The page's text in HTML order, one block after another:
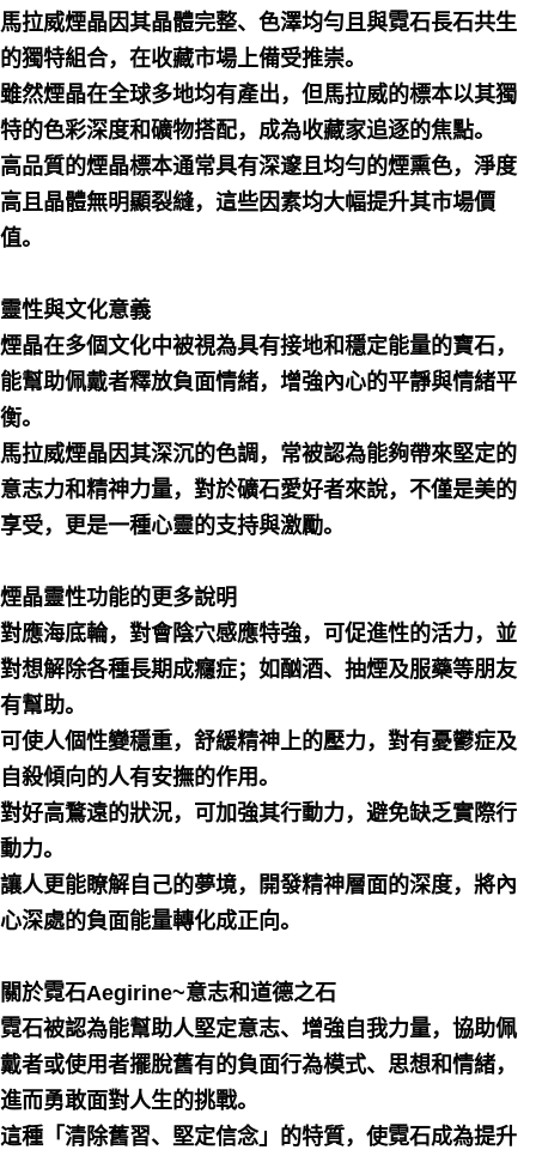
馬拉威煙晶因其晶體完整、色澤均勻且與霓石長石共生
的獨特組合，在收藏市場上備受推崇。
雖然煙晶在全球多地均有產出，但馬拉威的標本以其獨
特的色彩深度和礦物搭配，成為收藏家追逐的焦點。
高品質的煙晶標本通常具有深邃且均勻的煙熏色，淨度
高且晶體無明顯裂縫，這些因素均大幅提升其市場價
值。
靈性與文化意義
煙晶在多個文化中被視為具有接地和穩定能量的寶石，
能幫助佩戴者釋放負面情緒，增強內心的平靜與情緒平
衡。
馬拉威煙晶因其深沉的色調，常被認為能夠帶來堅定的
意志力和精神力量，對於礦石愛好者來說，不僅是美的
享受，更是一種心靈的支持與激勵。
煙晶靈性功能的更多說明
對應海底輪，對會陰穴感應特強，可促進性的活力，並
對想解除各種長期成癮症；如酗酒、抽煙及服藥等朋友
有幫助。
可使人個性變穩重，舒緩精神上的壓力，對有憂鬱症及
自殺傾向的人有安撫的作用。
對好高鶩遠的狀況，可加強其行動力，避免缺乏實際行
動力。
讓人更能瞭解自己的夢境，開發精神層面的深度，將內
心深處的負面能量轉化成正向。
關於霓石Aegirine~意志和道德之石
霓石被認為能幫助人堅定意志、增強自我力量，協助佩
戴者或使用者擺脫舊有的負面行為模式、思想和情緒，
進而勇敢面對人生的挑戰。
這種「清除舊習、堅定信念」的特質，使霓石成為提升